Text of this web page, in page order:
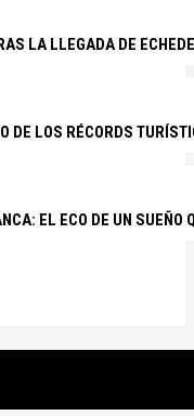
LA LLEGADA DE
DE LOS RÉCORDS
EL ECO DE UN SUEÑO